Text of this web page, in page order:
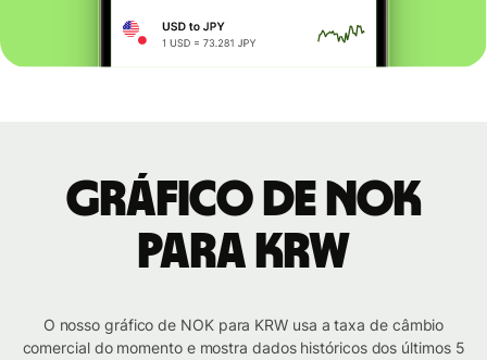
Gráfico de NOK
para KRW
O nosso gráfico de NOK para KRW usa a taxa de câmbio
comercial do momento e mostra dados históricos dos últimos 5